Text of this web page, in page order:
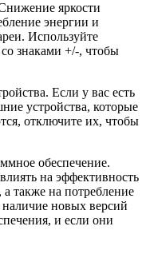
яркости
энергии и
Используйте
знаками +/-, чтобы
Если у вас есть
устройства, которые
отключите их, чтобы
обеспечение.
на эффективность
также на потребление
наличие новых версий
и если они